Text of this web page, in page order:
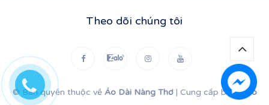
Theo dõi chúng tôi
© Bản quyền thuộc về Áo Dài Nàng Thơ Cung cấp bởiSapo